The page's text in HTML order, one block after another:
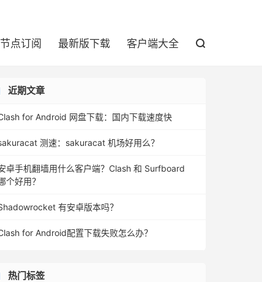
节点订阅 最新版下载 客户端大全 
近期文章
for Android 网盘下载：国内下载速度快
测速：sakuracat 机场好用么？
卓手机翻墙用什么客户端？Clash 和 Surfboard
个好用？
有安卓版本吗？
for Android配置下载失败怎么办？
热门标签